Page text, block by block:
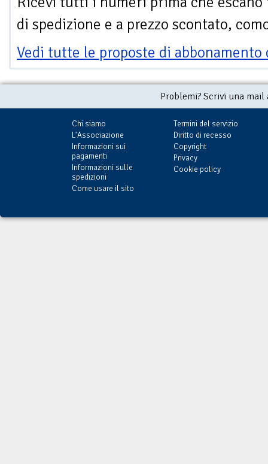
di spedizione e a prezzo scontato,
Vedi tutte le proposte di
Problemi? Scrivi una
Chi siamo
L'Associazione
Informazioni sui
pagamenti
Informazioni sulle
spedizioni
Come usare il sito
Termini del servizio
Diritto di recesso
Copyright
Privacy
Cookie policy